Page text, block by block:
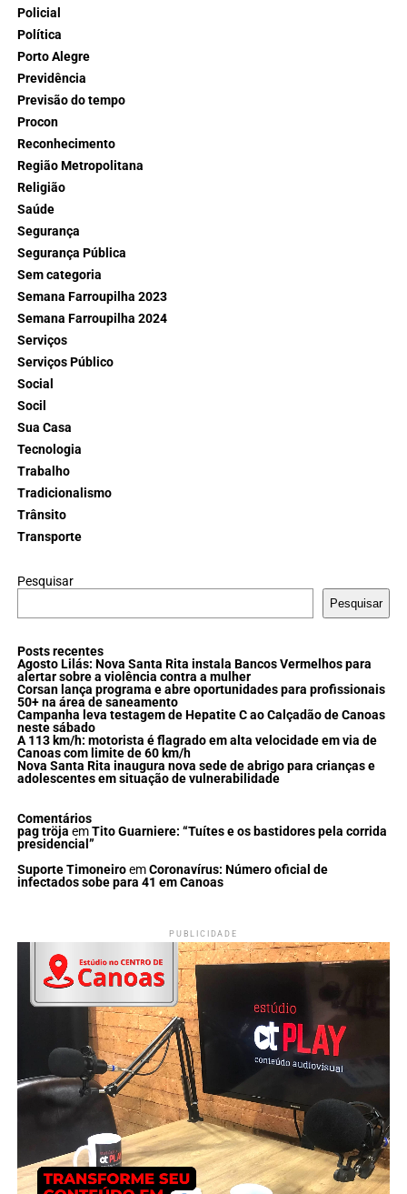
Policial
Política
Porto Alegre
Previdência
Previsão do tempo
Procon
Reconhecimento
Região Metropolitana
Religião
Saúde
Segurança
Segurança Pública
Sem categoria
Semana Farroupilha 2023
Semana Farroupilha 2024
Serviços
Serviços Público
Social
Socil
Sua Casa
Tecnologia
Trabalho
Tradicionalismo
Trânsito
Transporte
Pesquisar
Pesquisar
Posts recentes
Agosto Lilás: Nova Santa Rita instala Bancos Vermelhos para
alertar sobre a violência contra a mulher
Corsan lança programa e abre oportunidades para profissionais
50+ na área de saneamento
Campanha leva testagem de Hepatite C ao Calçadão de Canoas
neste sábado
A 113 km/h: motorista é flagrado em alta velocidade em via de
Canoas com limite de 60 km/h
Nova Santa Rita inaugura nova sede de abrigo para crianças e
adolescentes em situação de vulnerabilidade
Comentários
pag tröja emTito Guarniere: “Tuítes e os bastidores pela corrida
presidencial”
Suporte TimoneiroemCoronavírus: Número oficial de
infectados sobe para 41 em Canoas
PUBLICIDADE